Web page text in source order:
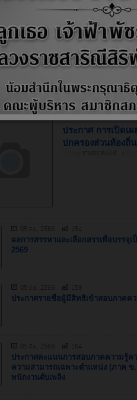
02
ประ
หมวดห
26 มิถุนายน, 2569
ประกาศ การเปิดเ
ปกครองส่วนท้องถิ่
05 มิ.ย., 2569
154
ผลการสรรหาเเละเลือกสรรเพื่อบรร
2569
05 มิ.ย., 2569
159
ประกาศรายชื่อผู้มีสิทธิเข้าสอบภาคค
05 มิ.ย., 2569
164
ประกาศคะแนนการสอบภาคความรู้ค
ความสามารถเฉพาะตำแหน่ง (ภาค
พนักงานดับเพลิง